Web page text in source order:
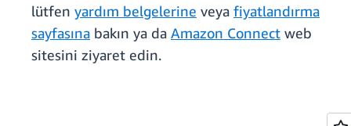
lütfen yardım belgelerine veya fiyatlandırma
sayfasına bakın ya da Amazon Connect web
sitesini ziyaret edin.